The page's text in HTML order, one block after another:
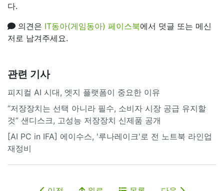
다.
의견은 IT동아(게임동아) 페이스북에서 덧글 또는 메신
저로 남겨주세요.
관련 기사
피지컬 AI 시대, 엣지 플랫폼이 중요한 이유
“저장장치는 선택 아니라 필수, 소비자 시장 공급 유지할
것” 샌디스크, 고성능 저장장치 신제품 공개
[AI PC in IFA] 에이수스, '루나레이크'로 전 노트북 라인업
재정비